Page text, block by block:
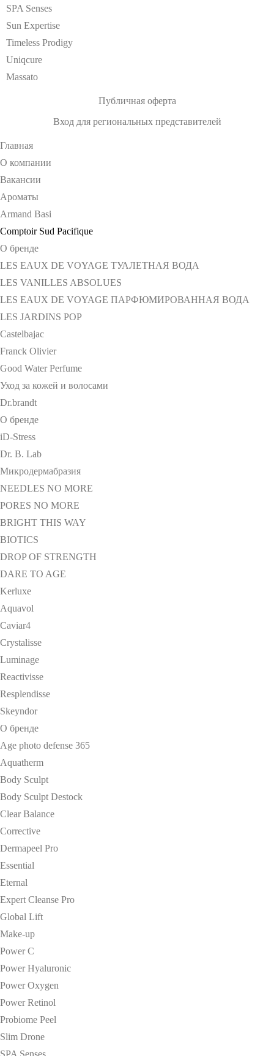
SPA Senses
Sun Expertise
Timeless Prodigy
Uniqcure
Massato
Публичная оферта
Вход для региональных представителей
Главная
О компании
Вакансии
Ароматы
Armand Basi
Comptoir Sud Pacifique
О бренде
LES EAUX DE VOYAGE ТУАЛЕТНАЯ ВОДА
LES VANILLES ABSOLUES
LES EAUX DE VOYAGE ПАРФЮМИРОВАННАЯ ВОДА
LES JARDINS POP
Castelbajac
Franck Olivier
Good Water Perfume
Уход за кожей и волосами
Dr.brandt
О бренде
iD-Stress
Dr. B. Lab
Микродермабразия
NEEDLES NO MORE
PORES NO MORE
BRIGHT THIS WAY
BIOTICS
DROP OF STRENGTH
DARE TO AGE
Kerluxe
Aquavol
Caviar4
Crystalisse
Luminage
Reactivisse
Resplendisse
Skeyndor
О бренде
Age photo defense 365
Aquatherm
Body Sculpt
Body Sculpt Destock
Clear Balance
Corrective
Dermapeel Pro
Essential
Eternal
Expert Cleanse Pro
Global Lift
Make-up
Power C
Power Hyaluronic
Power Oxygen
Power Retinol
Probiome Peel
Slim Drone
SPA Senses